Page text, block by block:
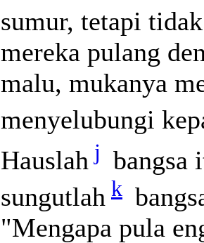
sumur, tetapi
mereka pulang
malu, mukanya
menyelubungi
Hauslah j bangsa
sungutlah k
"Mengapa pula